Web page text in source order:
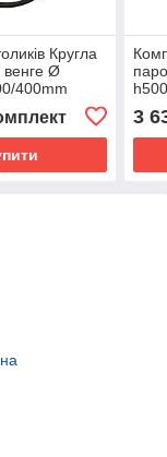
Кругла
Ø
400mm
3